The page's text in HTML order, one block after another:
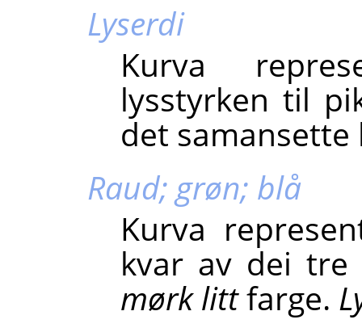
Lyserdi
Kurva
lysstyrken til
det
Raud; grøn; blå
Kurva
kvar av dei tre
mørk littfarge.